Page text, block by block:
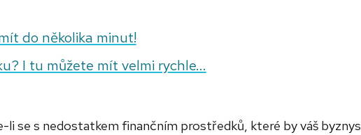
do několika minut!
I tu můžete mít velmi rychle...
li se s nedostatkem finančním prostředků, které by váš byznys